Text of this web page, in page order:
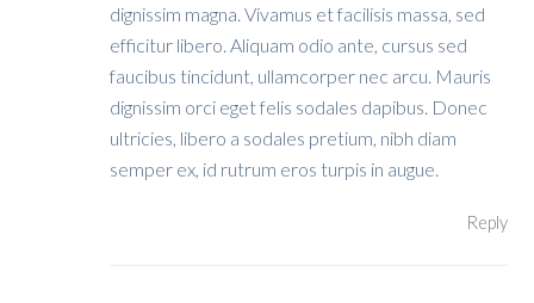
dignissim magna. Vivamus et facilisis massa, sed
efficitur libero. Aliquam odio ante, cursus sed
faucibus tincidunt, ullamcorper nec arcu. Mauris
dignissim orci eget felis sodales dapibus. Donec
ultricies, libero a sodales pretium, nibh diam
semper ex, id rutrum eros turpis in augue.
Reply